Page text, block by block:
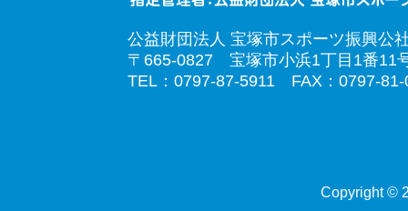
公益財団法人 宝塚市スポーツ振興公
〒665-0827 宝塚市小浜1丁目1番11
TEL：0797-87-5911 FAX：0797-81-
Copyright ©